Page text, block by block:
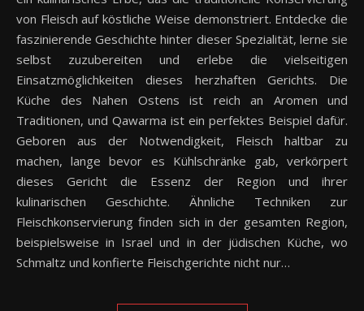
von Fleisch auf köstliche Weise demonstriert. Entdecke die
faszinierende Geschichte hinter dieser Spezialität, lerne sie
selbst zuzubereiten und erlebe die vielseitigen
Einsatzmöglichkeiten dieses herzhaften Gerichts. Die
Küche des Nahen Ostens ist reich an Aromen und
Traditionen, und Qawarma ist ein perfektes Beispiel dafür.
Geboren aus der Notwendigkeit, Fleisch haltbar zu
machen, lange bevor es Kühlschränke gab, verkörpert
dieses Gericht die Essenz der Region und ihrer
kulinarischen Geschichte. Ähnliche Techniken zur
Fleischkonservierung finden sich in der gesamten Region,
beispielsweise in Israel und in der jüdischen Küche, wo
Schmaltz und konfierte Fleischgerichte nicht nur…